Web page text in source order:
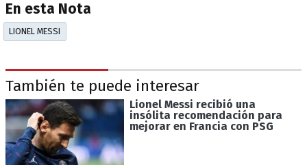
En esta Nota
LIONEL MESSI
También te puede interesar
Lionel Messi recibió una
insólita recomendación para
mejorar en Francia con PSG